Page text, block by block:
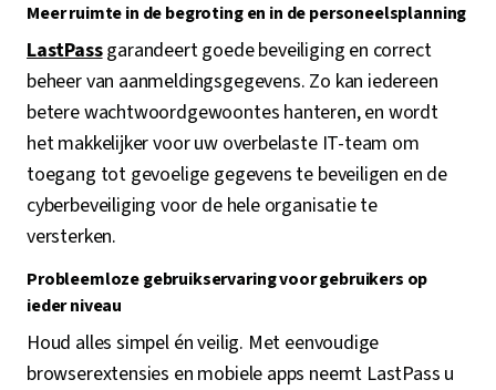
Meer ruimte in de begroting en in de personeelsplanning
LastPassgarandeert goede beveiliging en correct
beheer van aanmeldingsgegevens. Zo kan iedereen
betere wachtwoordgewoontes hanteren, en wordt
het makkelijker voor uw overbelaste IT-team om
toegang tot gevoelige gegevens te beveiligen en de
cyberbeveiliging voor de hele organisatie te
versterken.
Probleemloze gebruikservaring voor gebruikers op
ieder niveau
Houd alles simpel én veilig. Met eenvoudige
browserextensies en mobiele apps neemt LastPass u